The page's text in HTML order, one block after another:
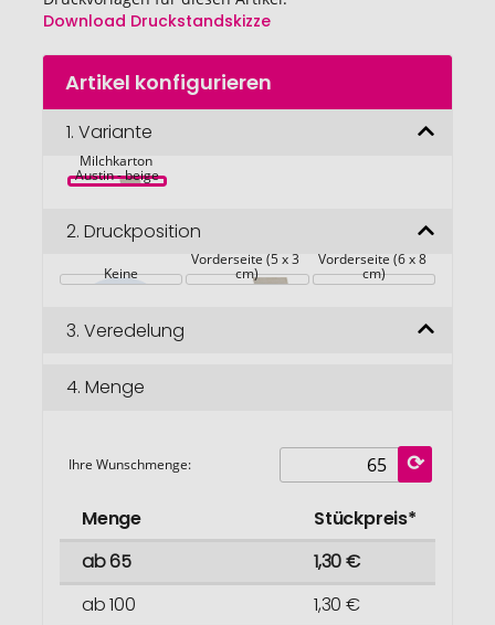
Download Druckstandskizze
Zum
Anfang
Bildgalerie
Artikel konfigurieren
1. Variante
Recycelter
Milchkarton
Austin - beige
2. Druckposition
Keine
Vorderseite (5 x 3
cm)
Vorderseite (6 x 8
cm)
3. Veredelung
4. Menge
Ihre Wunschmenge:
Menge
Stückpreis*
ab 65
1,30 €
ab 100
1,30 €